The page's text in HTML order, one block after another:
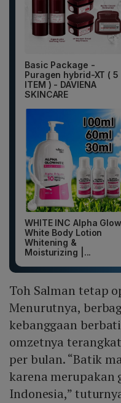
Basic Package -
Puragen hybrid-XT ( 5
ITEM ) - DAVIENA
SKINCARE
WHITE INC Alpha Glow
White Body Lotion
Whitening &
Moisturizing |...
Toh Salman tetap
Menurutnya,
kebanggaan
omzetnya
per bulan. “Batik
karena merupakan
Indonesia,”